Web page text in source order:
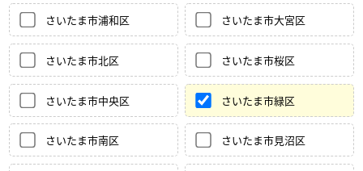
さいたま市浦和区 さいたま市大宮区
さいたま市北区 さいたま市桜区
さいたま市中央区 さいたま市緑区
さいたま市南区 さいたま市見沼区